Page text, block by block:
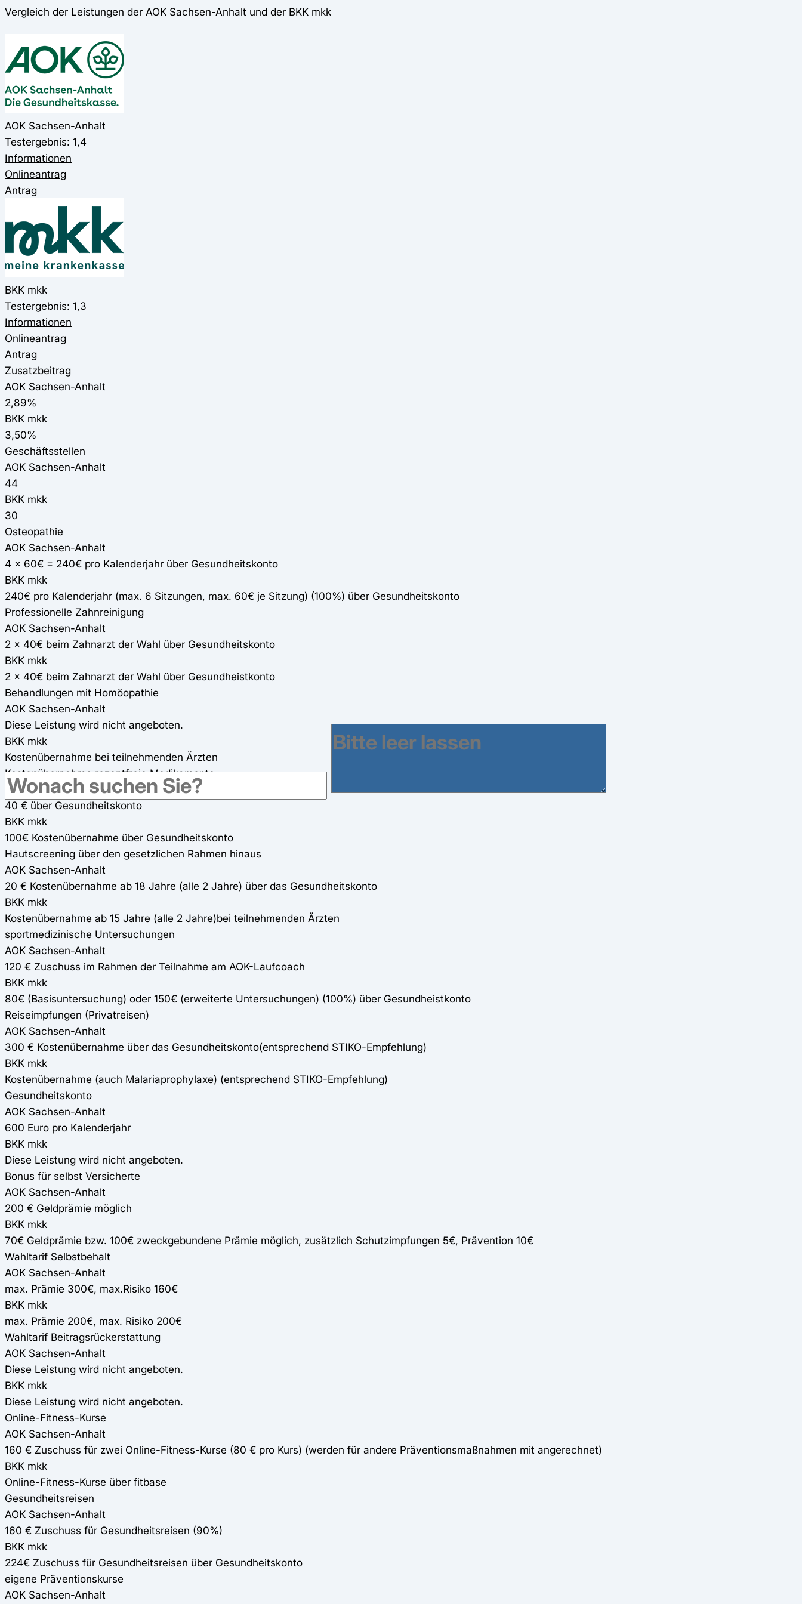
Vergleich der Leistungen der AOK Sachsen-Anhalt und der BKK mkk
AOK Sachsen-Anhalt
Testergebnis: 1,4
Informationen
Onlineantrag
Antrag
BKK mkk
Testergebnis: 1,3
Informationen
Onlineantrag
Antrag
Zusatzbeitrag
AOK Sachsen-Anhalt
2,89%
BKK mkk
3,50%
Geschäftsstellen
AOK Sachsen-Anhalt
44
BKK mkk
30
Osteopathie
AOK Sachsen-Anhalt
4 x 60€ = 240€ pro Kalenderjahr über Gesundheitskonto
BKK mkk
240€ pro Kalenderjahr (max. 6 Sitzungen, max. 60€ je Sitzung) (100%) über Gesundheitskonto
Professionelle Zahnreinigung
AOK Sachsen-Anhalt
2 x 40€ beim Zahnarzt der Wahl über Gesundheitskonto
BKK mkk
2 x 40€ beim Zahnarzt der Wahl über Gesundheistkonto
Behandlungen mit Homöopathie
AOK Sachsen-Anhalt
Diese Leistung wird nicht angeboten.
BKK mkk
Kostenübernahme bei teilnehmenden Ärzten
Kostenübernahme rezeptfreie Medikamente
AOK Sachsen-Anhalt
40 € über Gesundheitskonto
BKK mkk
100€ Kostenübernahme über Gesundheitskonto
Hautscreening über den gesetzlichen Rahmen hinaus
AOK Sachsen-Anhalt
20 € Kostenübernahme ab 18 Jahre (alle 2 Jahre) über das Gesundheitskonto
BKK mkk
Kostenübernahme ab 15 Jahre (alle 2 Jahre)bei teilnehmenden Ärzten
sportmedizinische Untersuchungen
AOK Sachsen-Anhalt
120 € Zuschuss im Rahmen der Teilnahme am AOK-Laufcoach
BKK mkk
80€ (Basisuntersuchung) oder 150€ (erweiterte Untersuchungen) (100%) über Gesundheistkonto
Reiseimpfungen (Privatreisen)
AOK Sachsen-Anhalt
300 € Kostenübernahme über das Gesundheitskonto(entsprechend STIKO-Empfehlung)
BKK mkk
Kostenübernahme (auch Malariaprophylaxe) (entsprechend STIKO-Empfehlung)
Gesundheitskonto
AOK Sachsen-Anhalt
600 Euro pro Kalenderjahr
BKK mkk
Diese Leistung wird nicht angeboten.
Bonus für selbst Versicherte
AOK Sachsen-Anhalt
200 € Geldprämie möglich
BKK mkk
70€ Geldprämie bzw. 100€ zweckgebundene Prämie möglich, zusätzlich Schutzimpfungen 5€, Prävention 10€
Wahltarif Selbstbehalt
AOK Sachsen-Anhalt
max. Prämie 300€, max.Risiko 160€
BKK mkk
max. Prämie 200€, max. Risiko 200€
Wahltarif Beitragsrückerstattung
AOK Sachsen-Anhalt
Diese Leistung wird nicht angeboten.
BKK mkk
Diese Leistung wird nicht angeboten.
Online-Fitness-Kurse
AOK Sachsen-Anhalt
160 € Zuschuss für zwei Online-Fitness-Kurse (80 € pro Kurs) (werden für andere Präventionsmaßnahmen mit angerechnet)
BKK mkk
Online-Fitness-Kurse über fitbase
Gesundheitsreisen
AOK Sachsen-Anhalt
160 € Zuschuss für Gesundheitsreisen (90%)
BKK mkk
224€ Zuschuss für Gesundheitsreisen über Gesundheitskonto
eigene Präventionskurse
AOK Sachsen-Anhalt